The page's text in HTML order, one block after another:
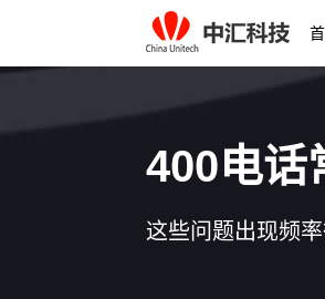
400电话
这些问题出现频